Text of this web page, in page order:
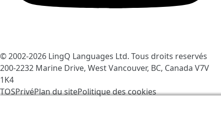
© 2002-2026 LingQ Languages Ltd. Tous droits reservés
200-2232 Marine Drive, West Vancouver, BC, Canada V7V
1K4
TOSPrivéPlan du sitePolitique des cookies